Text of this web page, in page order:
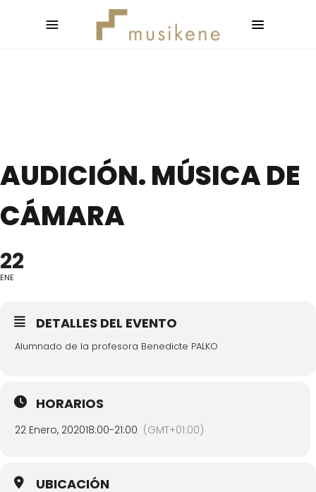
AUDICIÓN. MÚSICA DE
CÁMARA
22
ENE
DETALLES DEL EVENTO
Alumnado de la profesora Benedicte PALKO
HORARIOS
22 Enero, 202018:00-21:00 (GMT+01:00)
UBICACIÓN